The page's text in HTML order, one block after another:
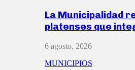
La Municipalidad
platenses que
6 agosto, 2026
MUNICIPIOS